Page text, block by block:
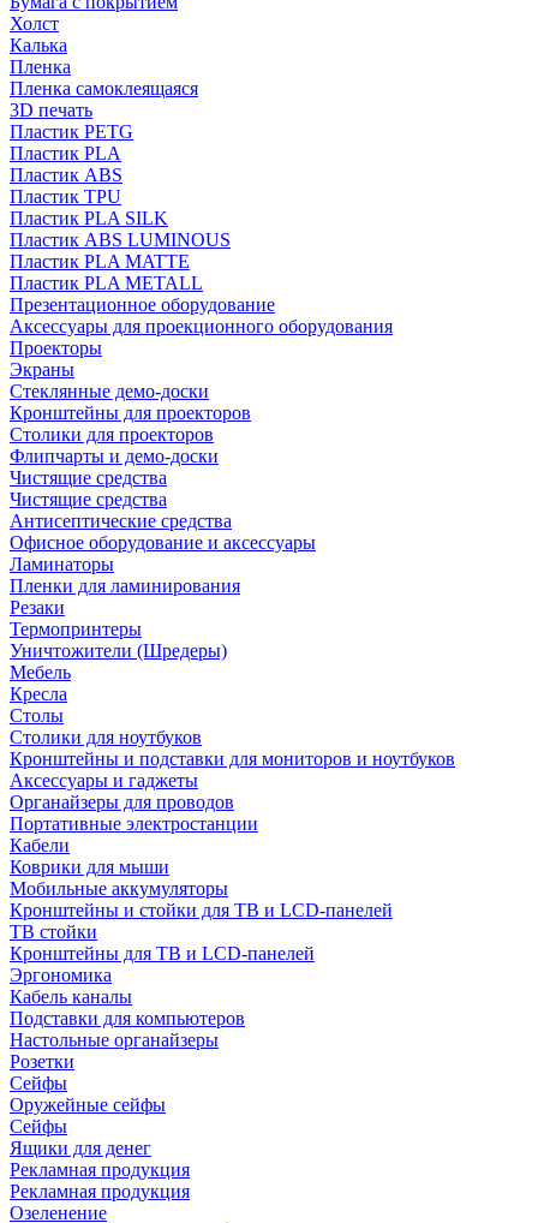
Холст
Калька
Пленка
Пленка самоклеящаяся
3D печать
Пластик PETG
Пластик PLA
Пластик ABS
Пластик TPU
Пластик PLA SILK
Пластик ABS LUMINOUS
Пластик PLA MATTE
Пластик PLA METALL
Презентационное оборудование
Аксессуары для проекционного оборудования
Проекторы
Экраны
Стеклянные демо-доски
Кронштейны для проекторов
Столики для проекторов
Флипчарты и демо-доски
Чистящие средства
Чистящие средства
Антисептические средства
Офисное оборудование и аксессуары
Ламинаторы
Пленки для ламинирования
Резаки
Термопринтеры
Уничтожители (Шредеры)
Мебель
Кресла
Столы
Столики для ноутбуков
Кронштейны и подставки для мониторов и ноутбуков
Аксессуары и гаджеты
Органайзеры для проводов
Портативные электростанции
Кабели
Коврики для мыши
Мобильные аккумуляторы
Кронштейны и стойки для ТВ и LCD-панелей
ТВ стойки
Кронштейны для ТВ и LCD-панелей
Эргономика
Кабель каналы
Подставки для компьютеров
Настольные органайзеры
Розетки
Сейфы
Оружейные сейфы
Сейфы
Ящики для денег
Рекламная продукция
Рекламная продукция
Озеленение